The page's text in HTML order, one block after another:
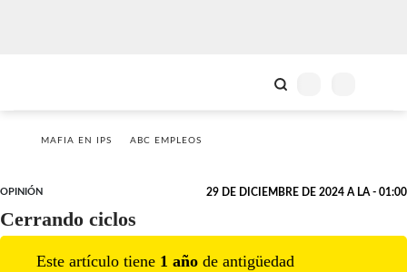
MAFIA EN IPS ABC EMPLEOS
OPINIÓN 29 DE DICIEMBRE DE 2024 A LA - 01:00
Cerrando ciclos
Este artículo tiene 1 año de antigüedad